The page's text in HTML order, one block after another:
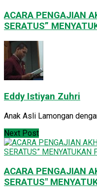
ACARA PENGAJIAN
SERATUS”
Eddy Istiyan Zuhri
Anak Asli Lamongan
Next Post
ACARA PENGAJIAN
SERATUS"